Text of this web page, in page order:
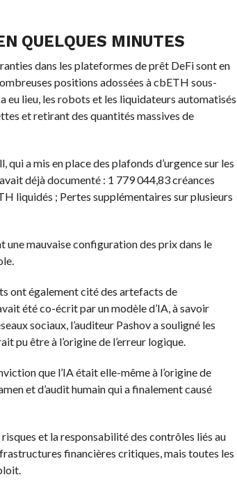
QUELQUES MINUTES
dans les plateformes de prêt DeFi sont en
positions adossées à cbETH sous-
eu lieu, les robots et les liquidateurs automatisés
et retirant des quantités massives de
a mis en place des plafonds d’urgence sur les
déjà documenté : 1 779 044,83 créances
liquidés ; Pertes supplémentaires sur plusieurs
mauvaise configuration des prix dans le
ont également cité des artefacts de
été co-écrit par un modèle d’IA, à savoir
sociaux, l’auditeur Pashov a souligné les
pu être à l’origine de l’erreur logique.
que l’IA était elle-même à l’origine de
et d’audit humain qui a finalement causé
et la responsabilité des contrôles liés au
financières critiques, mais toutes les